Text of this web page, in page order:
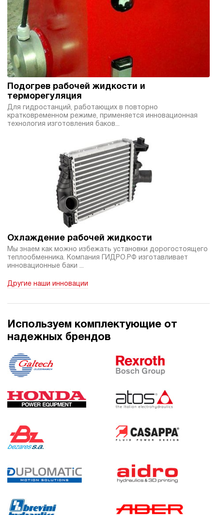
Подогрев рабочей жидкости и
терморегуляция
Для гидростанций, работающих в повторно
кратковременном режиме, применяется инновационная
технология изготовления баков...
Охлаждение рабочей жидкости
Мы знаем как можно избежать установки дорогостоящего
теплообменника. Компания ГИДРО.РФ изготавливает
инновационные баки ...
Другие наши инновации
Используем комплектующие от
надежных брендов